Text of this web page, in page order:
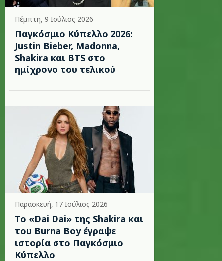
Πέμπτη, 9 Ιούλιος 2026
Παγκόσμιο Κύπελλο 2026:
Justin Bieber, Madonna,
Shakira και BTS στο
ημίχρονο του τελικού
Παρασκευή, 17 Ιούλιος 2026
To «Dai Dai» της Shakira και
του Burna Boy έγραψε
ιστορία στο Παγκόσμιο
Κύπελλο